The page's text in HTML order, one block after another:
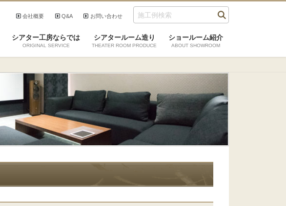
お問い合わせ
Q&A
会社概要
シアター工房ならでは
ORIGINAL SERVICE
シアタールーム造り
THEATER ROOM PRODUCE
ショールーム紹介
ABOUT SHOWROOM